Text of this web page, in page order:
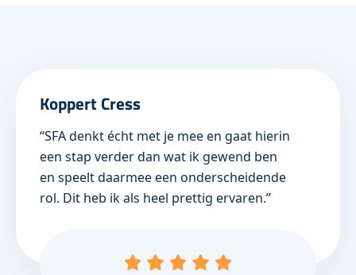
Koppert Cress
“SFA denkt écht met je mee en gaat hierin
een stap verder dan wat ik gewend ben
en speelt daarmee een onderscheidende
rol. Dit heb ik als heel prettig ervaren.”